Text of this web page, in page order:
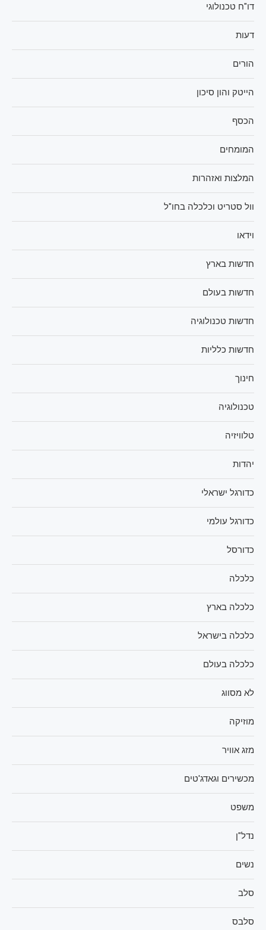
דו"ח טכנולוגי
דעות
הורים
הייטק והון סיכון
הכסף
המומחים
המלצות ואזהרות
וול סטריט וכלכלה בחו"ל
וידאו
חדשות בארץ
חדשות בעולם
חדשות טכנולוגיה
חדשות כלליות
חינוך
טכנולוגיה
טלוויזיה
יהדות
כדורגל ישראלי
כדורגל עולמי
כדורסל
כלכלה
כלכלה בארץ
כלכלה בישראל
כלכלה בעולם
לא מסווג
מוזיקה
מזג אוויר
מכשירים וגאדג'טים
משפט
נדל"ן
נשים
סלב
סלבס